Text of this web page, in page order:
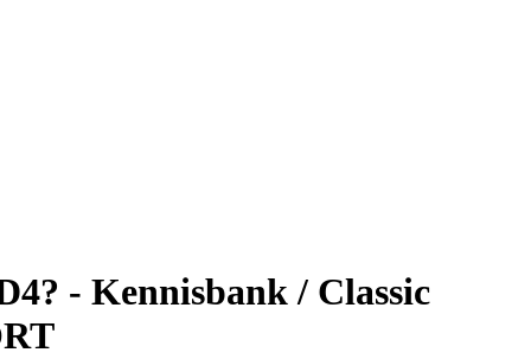
- Kennisbank / Classic